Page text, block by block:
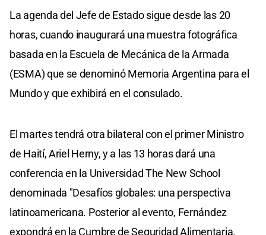
La agenda del Jefe de Estado sigue desde las 20
horas, cuando inaugurará una muestra fotográfica
basada en la Escuela de Mecánica de la Armada
(ESMA) que se denominó Memoria Argentina para el
Mundo y que exhibirá en el consulado.
El martes tendrá otra bilateral con el primer Ministro
de Haití, Ariel Herny, y a las 13 horas dará una
conferencia en la Universidad The New School
denominada "Desafíos globales: una perspectiva
latinoamericana. Posterior al evento, Fernández
expondrá en la Cumbre de Seguridad Alimentaria.